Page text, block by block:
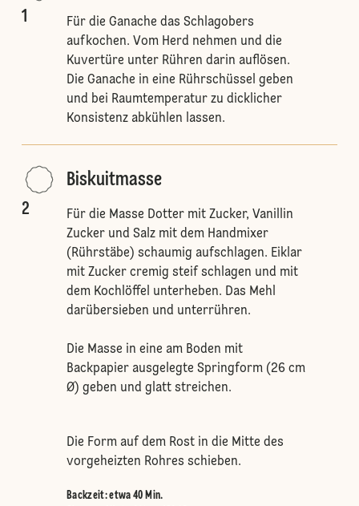
1
Für die Ganache das Schlagobers
aufkochen. Vom Herd nehmen und die
Kuvertüre unter Rühren darin auflösen.
Die Ganache in eine Rührschüssel geben
und bei Raumtemperatur zu dicklicher
Konsistenz abkühlen lassen.
2
Biskuitmasse
Für die Masse Dotter mit Zucker, Vanillin
Zucker und Salz mit dem Handmixer
(Rührstäbe) schaumig aufschlagen. Eiklar
mit Zucker cremig steif schlagen und mit
dem Kochlöffel unterheben. Das Mehl
darübersieben und unterrühren.
Die Masse in eine am Boden mit
Backpapier ausgelegte Springform (26 cm
Ø) geben und glatt streichen.
Die Form auf dem Rost in die Mitte des
vorgeheizten Rohres schieben.
Backzeit: etwa 40 Min.